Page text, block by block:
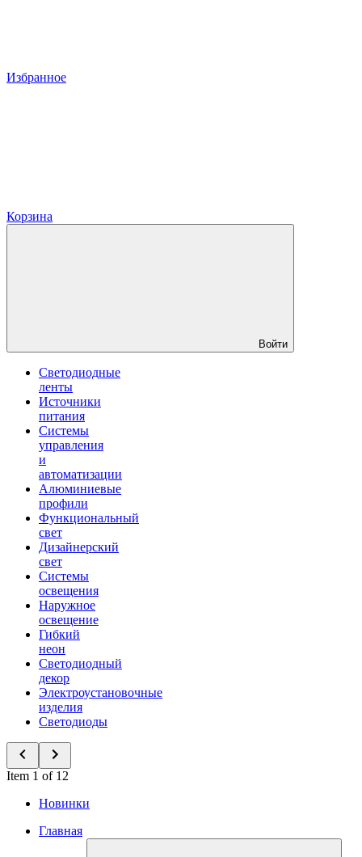
Избранное
Корзина
Войти
Светодиодные
ленты
Источники
питания
Системы
управления
и
автоматизации
Алюминиевые
профили
Функциональный
свет
Дизайнерский
свет
Системы
освещения
Наружное
освещение
Гибкий
неон
Светодиодный
декор
Электроустановочные
изделия
Светодиоды
Item 1 of 12
Новинки
Главная